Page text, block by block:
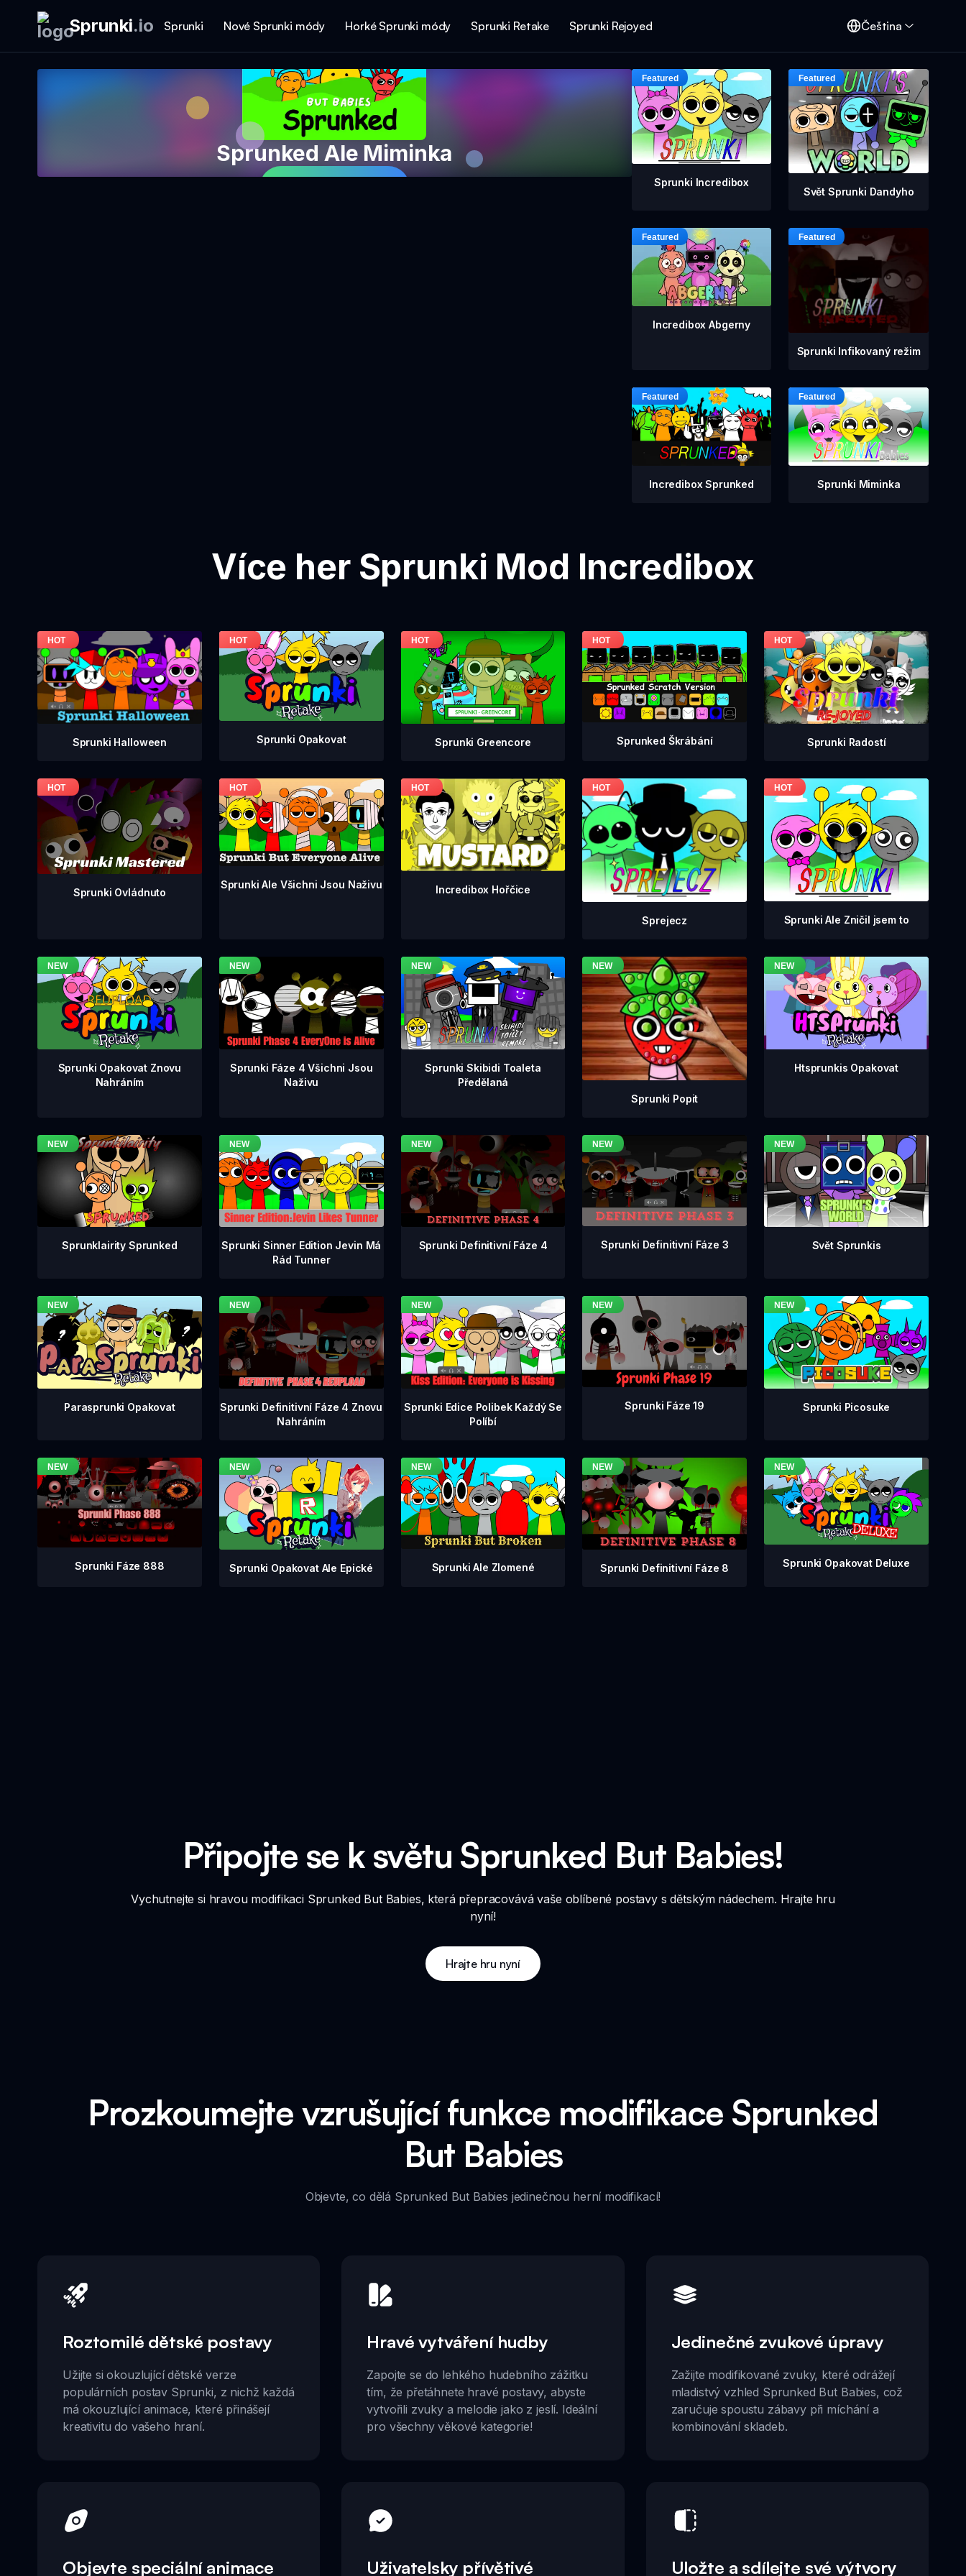
Sprunki.io Sprunki Nové Sprunki módy Horké Sprunki módy Sprunki Retake Sprunki Rejoyed Čeština
Sprunked Ale Miminka
Sprunki Incredibox
Svět Sprunki Dandyho
Incredibox Abgerny
Sprunki Infikovaný režim
Incredibox Sprunked Sprunki Miminka
Více her Sprunki Mod Incredibox
Sprunki Halloween Sprunki Opakovat Sprunki Greencore Sprunked Škrábání Sprunki Radostí
Sprunki Ovládnuto
Sprunki Ale Všichni Jsou Naživu Incredibox Hořčice
Sprejecz Sprunki Ale Zničil jsem to
Sprunki Opakovat Znovu
Nahráním
Sprunki Fáze 4 Všichni Jsou
Naživu
Sprunki Skibidi Toaleta
Předělaná
Sprunki Popit
Htsprunkis Opakovat
Sprunklairity Sprunked
Sprunki Sinner Edition Jevin Má
Rád Tunner
Sprunki Definitivní Fáze 4 Sprunki Definitivní Fáze 3 Svět Sprunkis
Parasprunki Opakovat
Sprunki Definitivní Fáze 4 Znovu
Nahráním
Sprunki Edice Polibek Každý Se
Políbí
Sprunki Fáze 19 Sprunki Picosuke
Sprunki Fáze 888 Sprunki Opakovat Ale Epické Sprunki Ale Zlomené Sprunki Definitivní Fáze 8 Sprunki Opakovat Deluxe
Připojte se k světu Sprunked But Babies!
Vychutnejte si hravou modifikaci Sprunked But Babies, která přepracovává vaše oblíbené postavy s dětským nádechem. Hrajte hru
nyní!
Hrajte hru nyní
Prozkoumejte vzrušující funkce modifikace Sprunked
But Babies
Objevte, co dělá Sprunked But Babies jedinečnou herní modifikací!
Roztomilé dětské postavy
Užijte si okouzlující dětské verze
populárních postav Sprunki, z nichž každá
má okouzlující animace, které přinášejí
kreativitu do vašeho hraní.
Hravé vytváření hudby
Zapojte se do lehkého hudebního zážitku
tím, že přetáhnete hravé postavy, abyste
vytvořili zvuky a melodie jako z jeslí. Ideální
pro všechny věkové kategorie!
Jedinečné zvukové úpravy
Zažijte modifikované zvuky, které odrážejí
mladistvý vzhled Sprunked But Babies, což
zaručuje spoustu zábavy při míchání a
kombinování skladeb.
Objevte speciální animace Uživatelsky přívětivé Uložte a sdílejte své výtvory